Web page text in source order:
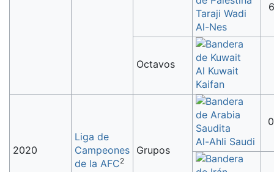
Taraji Wadi
Al-Nes
Octavos
Al Kuwait
Kaifan
2020
Liga de
Campeones
de la AFC2
Grupos
Al-Ahli Saudi